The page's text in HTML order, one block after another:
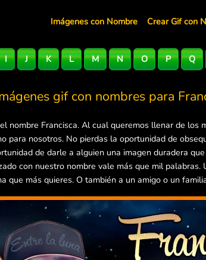
Imágenes con Nombre Crear Gif con
I J K L M N O P Q
gif con nombres para
nombre Francisca. Al cual queremos llenar de los
para nosotros. No pierdas la oportunidad de
de darle a alguien una imagen duradera
con nuestro nombre vale más que mil palabras.
que más quieres. O también a un amigo o un